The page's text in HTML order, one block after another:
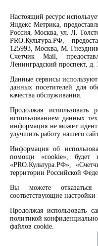
Партнерам
Сервисы
Продлить книгу
Спроси библиотекаря
Спроси краеведа
Оцените качество
Направить
Соцсети
Вконтакте
Одноклассники
Rutube
Заметили опечатку?
Сообщить об ошибке
2008 –2026 ©
система, 6+
Настоящий ресурс
Яндекс Метрика,
Россия, Москва, ул. Л.
PRO.Культура.РФ,
125993, Москва, М.
Счетчик Mail,
Ленинградский проспект, д.
Данные сервисы
данных посетителей для
качества обслуживания.
Продолжая использовать
использованием данных
информация не может
улучшить работу нашего
Информация об
помощи «cookie», будет
«PRO.Культура.РФ»,
территории Российской
Вы можете отказаться
соответствующие настройки
Продолжая использовать
политикой
файлов cookie.
С политикой